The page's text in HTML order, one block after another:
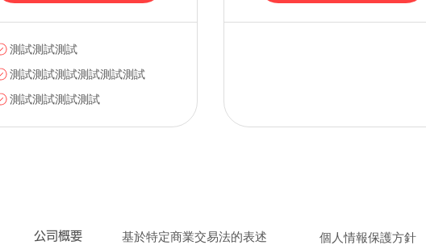
測試測試測試
測試測試測試測試測試測試
測試測試測試測試
​公司概要 ​基於特定商業交易法的表述 個人情報保護方針